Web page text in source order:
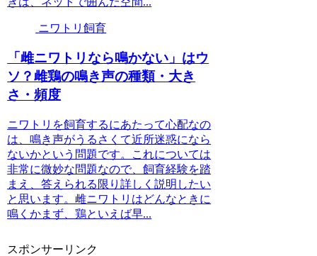
ニワトリ飼育
「雌ニワトリなら鳴かない」はウ
ソ？雌鶏の鳴き声の種類・大き
さ・頻度
ニワトリを飼育するにあたって心配なの
は、鳴き声がうるさくて近所迷惑になら
ないかという問題です。これについては
非常に微妙な問題なので、飼育経験を踏
まえ、答えられる限り詳しく説明したい
と思います。雌ニワトリはどんなときに
鳴くかまず、鶏といえば早...
スポンサーリンク